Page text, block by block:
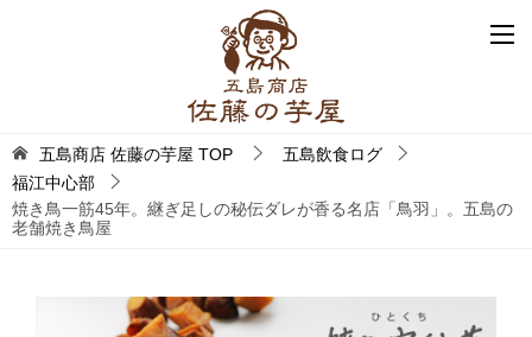
五島商店 佐藤の芋屋 TOP
五島飲食ログ
福江中心部
焼き鳥一筋45年。継ぎ足しの秘伝ダレが香る名店「鳥羽」。五島の
老舗焼き鳥屋